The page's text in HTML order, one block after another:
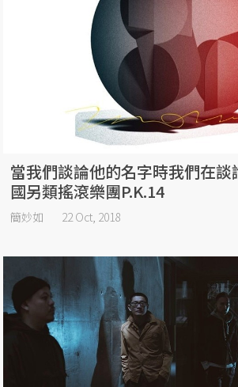
當我們談論他的名字時我們在
國另類搖滾樂團P.K.14
簡妙如 22 Oct, 2018